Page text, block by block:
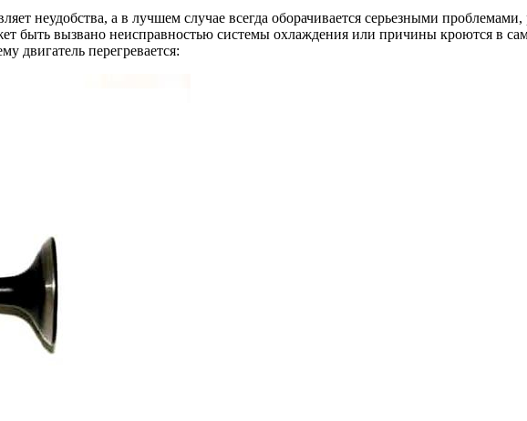
неудобства, а в лучшем случае всегда оборачивается серьезными
быть вызвано неисправностью системы охлаждения или причины кроются в
двигатель перегревается: